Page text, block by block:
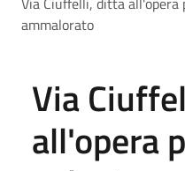
ammalorato
Via
all'opera